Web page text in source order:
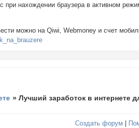
при нахождении браузера в активном
можно на Qiwi, Webmoney и счет
»Лучший заработок в интернете
Создать форум